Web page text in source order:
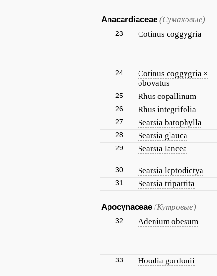
Anacardiaceae (Сумаховые)
23. Cotinus coggygria
24.
Cotinus coggygria ×
obovatus
25. Rhus copallinum
26. Rhus integrifolia
27. Searsia batophylla
28. Searsia glauca
29. Searsia lancea
30. Searsia leptodictya
31. Searsia tripartita
Apocynaceae (Кутровые)
32. Adenium obesum
33. Hoodia gordonii